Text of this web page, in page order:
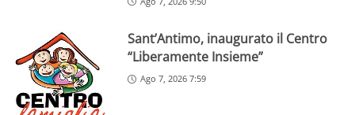
Sant’Antimo, inaugurato il Centro
“Liberamente Insieme”
Ago 7, 2026 7:59